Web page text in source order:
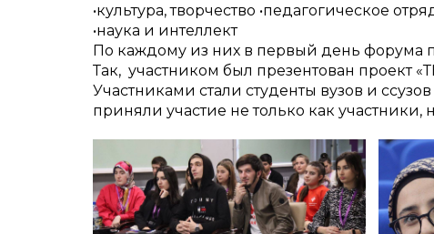
•культура, творчество •педагогическое
•наука и интеллект
По каждому из них в первый день форума
Так, участником был презентован проект
Участниками стали студенты вузов и
приняли участие не только как участники,